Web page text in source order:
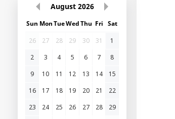
August 2026
Sun MonTueWedThu Fri Sat
26
27 28 29 30 31
1
2
3 4 5 6 7
8
9
10 11 12 13 14
15
16
17 18 19 20 21
22
23
24 25 26 27 28
29